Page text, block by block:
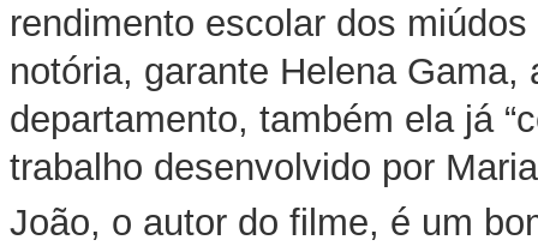
rendimento escolar dos
notória, garante Helena Gama,
departamento, também ela já
trabalho desenvolvido por
João, o autor do filme, é um